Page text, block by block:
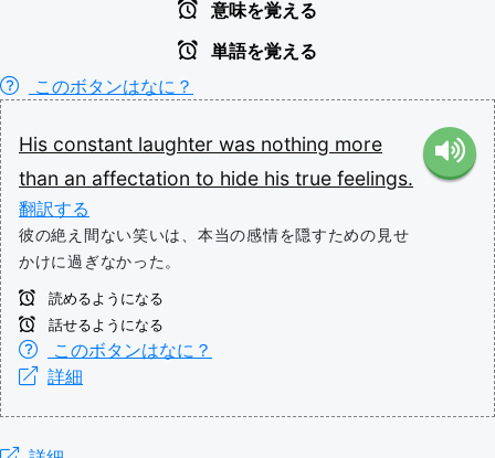
意味を覚える
単語を覚える
このボタンはなに？
His constant laughter was nothing more
than an affectation to hide his true feelings.
翻訳する
彼の絶え間ない笑いは、本当の感情を隠すための見せ
かけに過ぎなかった。
読めるようになる
話せるようになる
このボタンはなに？
詳細